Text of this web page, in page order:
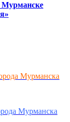
Мурманске
Мурманска
Мурманска